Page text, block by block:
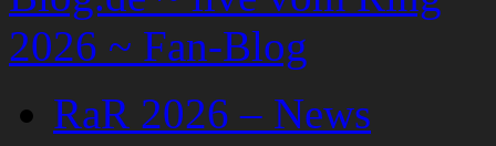
RaR 2026 – News